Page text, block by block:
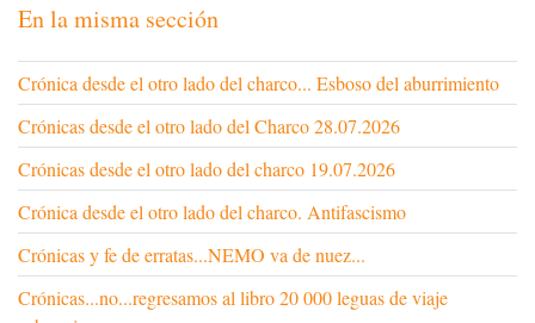
En la misma sección
Crónica desde el otro lado del charco... Esboso del aburrimiento
Crónicas desde el otro lado del Charco 28.07.2026
Crónicas desde el otro lado del charco 19.07.2026
Crónica desde el otro lado del charco. Antifascismo
Crónicas y fe de erratas...NEMO va de nuez...
Crónicas...no...regresamos al libro 20 000 leguas de viaje